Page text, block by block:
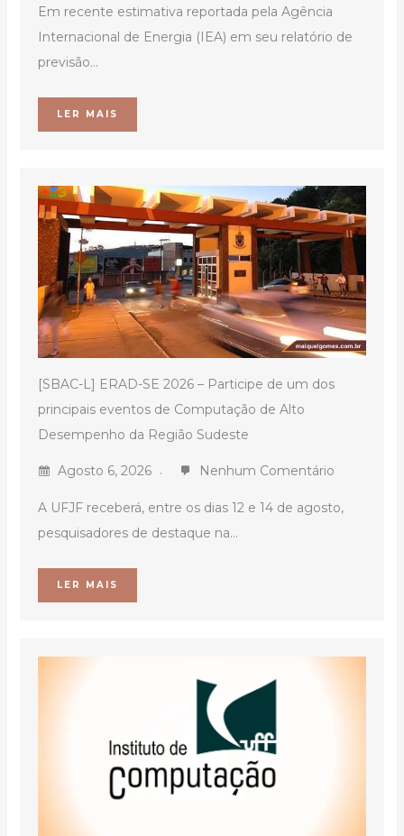
Em recente estimativa reportada pela Agência
Internacional de Energia (IEA) em seu relatório de
previsão...
LER MAIS
[SBAC-L] ERAD-SE 2026 – Participe de um dos
principais eventos de Computação de Alto
Desempenho da Região Sudeste
Agosto 6, 2026 Nenhum Comentário
A UFJF receberá, entre os dias 12 e 14 de agosto,
pesquisadores de destaque na...
LER MAIS